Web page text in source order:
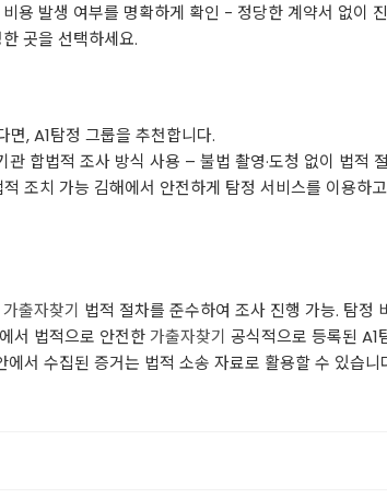
용 발생 여부를 명확하게 확인 - 정당한 계약서 없이
곳을 선택하세요.
면, A1탐정 그룹을 추천합니다.
합법적 조사 방식 사용 – 불법 촬영·도청 없이 법적
조치 가능 김해에서 안전하게 탐정 서비스를 이용하
가출자찾기 법적 절차를 준수하여 조사 진행 가능. 탐정
서 법적으로 안전한가출자찾기 공식적으로 등록된
서 수집된 증거는 법적 소송 자료로 활용할 수 있습니